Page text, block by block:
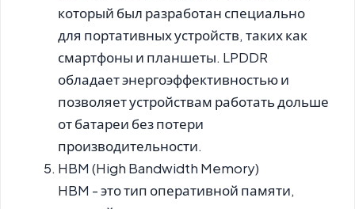
который был разработан специально
для портативных устройств, таких как
смартфоны и планшеты. LPDDR
обладает энергоэффективностью и
позволяет устройствам работать дольше
от батареи без потери
производительности.
HBM (High Bandwidth Memory)
HBM - это тип оперативной памяти,